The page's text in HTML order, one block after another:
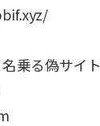
乗る偽サイト